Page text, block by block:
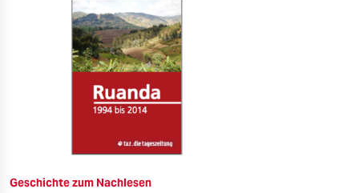
Geschichte zum Nachlesen